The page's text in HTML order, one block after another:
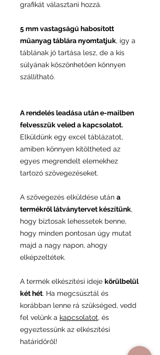
grafikát választani hozzá.
5 mm vastagságú habosított
műanyag táblára nyomtatjuk, így a
táblának jó tartása lesz, de a kis
súlyának köszönhetően könnyen
szállítható.
A rendelés leadása után e-mailben
felvesszük veled a kapcsolatot.
Elküldünk egy excel táblázatot,
amiben könnyen kitöltheted az
egyes megrendelt elemekhez
tartozó szövegezéseket.
A szövegezés elküldése után a
termékről látványtervet készítünk,
hogy biztosak lehessetek benne,
hogy minden pontosan úgy mutat
majd a nagy napon, ahogy
elképzeltétek.
A termék elkészítési ideje körülbelül
két hét. Ha megcsúsztál és
korábban lenne rá szükséged, vedd
fel velünk a kapcsolatot, és
egyeztessünk az elkészítési
határidőről!